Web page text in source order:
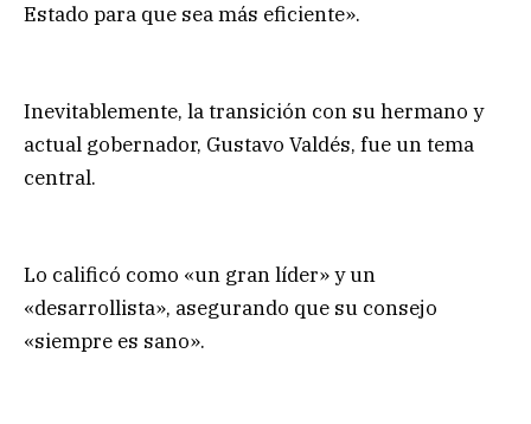
Estado para que sea más eficiente».
Inevitablemente, la transición con su hermano y
actual gobernador, Gustavo Valdés, fue un tema
central.
Lo calificó como «un gran líder» y un
«desarrollista», asegurando que su consejo
«siempre es sano».